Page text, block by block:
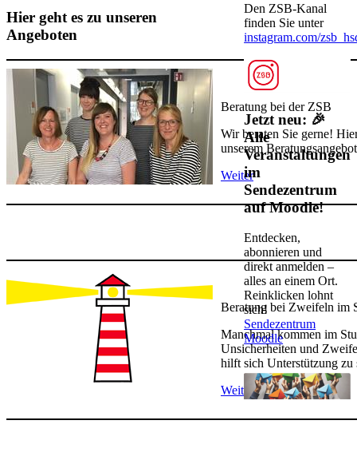
Hier geht es zu unseren
Angeboten​​​​
Beratung bei der ZSB
Wir beraten Sie gerne!
unserem
W​ei​ter
Beratung bei Zweifeln im
Manchmal kommen im
Unsicherheiten und
hilft sich Unterstützung zu
Weiter
Den ZSB-Kanal
finden Sie unter ​
instagram.com/
Jetzt neu: 🎉
Alle
Veranstaltungen
im
Sendezentrum
auf Moodle!
Entdecken,
abonnieren und
direkt anmelden –
alles an einem Ort.
Reinklicken lohnt
sich!
​​Sendezentrum
Moodle​